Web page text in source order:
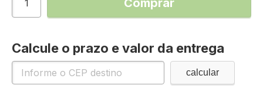
Comprar
Calcule o prazo e valor da entrega